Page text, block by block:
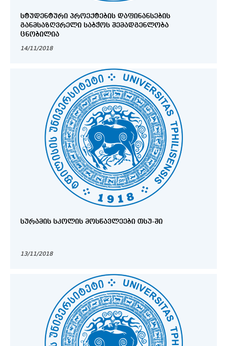
ᲡᲢᲣᲓᲔᲜᲢᲣᲠᲘ ᲞᲠᲝᲔᲥᲢᲔᲑᲘᲡ ᲓᲐᲤᲘᲜᲐᲜᲡᲔᲑᲘᲡ
ᲒᲐᲜᲛᲡᲐᲖᲦᲕᲠᲔᲚᲘ ᲡᲐᲑᲭᲝᲡ ᲨᲔᲛᲐᲓᲒᲔᲜᲚᲝᲑᲐ
ᲪᲜᲝᲑᲘᲚᲘᲐ
14/11/2018
ᲡᲣᲠᲐᲛᲘᲡ ᲡᲙᲝᲚᲘᲡ ᲛᲝᲡᲬᲐᲕᲚᲔᲔᲑᲘ ᲗᲡᲣ-ᲨᲘ
13/11/2018